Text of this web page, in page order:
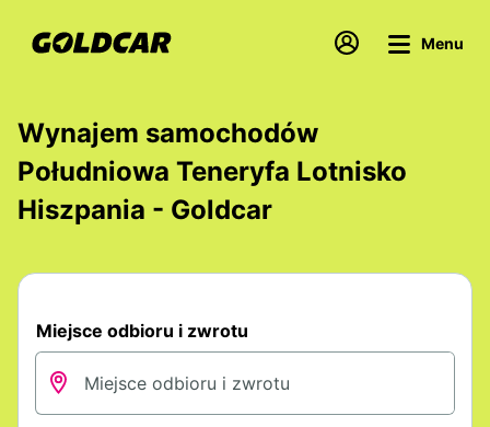
Menu
Wynajem samochodów
Południowa Teneryfa Lotnisko
Hiszpania - Goldcar
Miejsce odbioru i zwrotu